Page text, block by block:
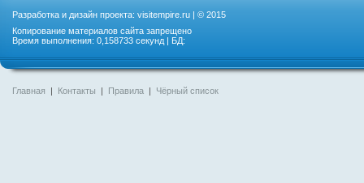
Разработка и дизайн проекта: visitempire.ru | © 2015
Копирование материалов сайта запрещено
Время выполнения: 0,158733 секунд | БД:
Главная | Контакты | Правила | Чёрный список